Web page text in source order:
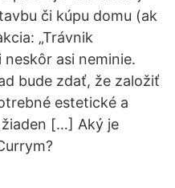
či kúpu domu (ak
„Trávnik
asi neminie.
bude zdať, že založiť
estetické a
[…] Aký je